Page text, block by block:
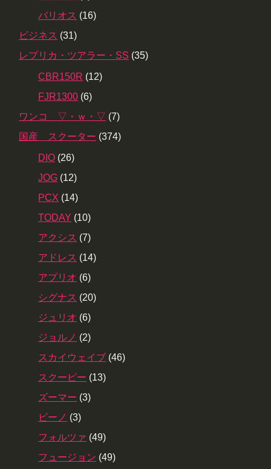
バリオス (16)
ビジネス (31)
レプリカ・ツアラー・SS (35)
CBR150R (12)
FJR1300 (6)
ワンコ ▽・ｗ・▽ (7)
国産 スクーター (374)
DIO (26)
JOG (12)
PCX (14)
TODAY (10)
アクシス (7)
アドレス (14)
アプリオ (6)
シグナス (20)
ジュリオ (6)
ジョルノ (2)
スカイウェイブ (46)
スクーピー (13)
ズーマー (3)
ビーノ (3)
フォルツァ (49)
フュージョン (49)